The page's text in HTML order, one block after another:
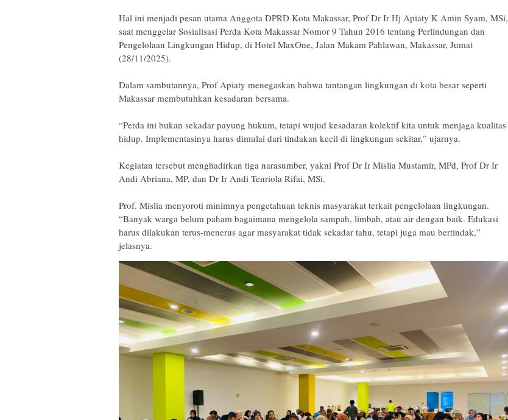
‎Hal ini menjadi pesan utama Anggota DPRD Kota Makassar, Prof Dr Ir Hj Apiaty K Amin Syam, MSi,
saat menggelar Sosialisasi Perda Kota Makassar Nomor 9 Tahun 2016 tentang Perlindungan dan
Pengelolaan Lingkungan Hidup, di Hotel MaxOne, Jalan Makam Pahlawan, Makassar, Jumat
(28/11/2025).
‎Dalam sambutannya, Prof Apiaty menegaskan bahwa tantangan lingkungan di kota besar seperti
Makassar membutuhkan kesadaran bersama.
‎“Perda ini bukan sekadar payung hukum, tetapi wujud kesadaran kolektif kita untuk menjaga kualitas
hidup. Implementasinya harus dimulai dari tindakan kecil di lingkungan sekitar,” ujarnya.
‎Kegiatan tersebut menghadirkan tiga narasumber, yakni Prof Dr Ir Mislia Mustamir, MPd, Prof Dr Ir
Andi Abriana, MP, dan Dr Ir Andi Tenriola Rifai, MSi.
‎Prof. Mislia menyoroti minimnya pengetahuan teknis masyarakat terkait pengelolaan lingkungan.
“Banyak warga belum paham bagaimana mengelola sampah, limbah, atau air dengan baik. Edukasi
harus dilakukan terus-menerus agar masyarakat tidak sekadar tahu, tetapi juga mau bertindak,”
jelasnya.